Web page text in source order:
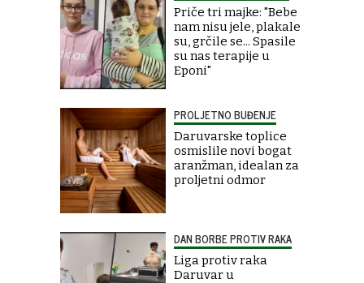
Priče tri majke: "Bebe
nam nisu jele, plakale
su, grčile se... Spasile
su nas terapije u
Eponi"
PROLJETNO BUĐENJE
Daruvarske toplice
osmislile novi bogat
aranžman, idealan za
proljetni odmor
DAN BORBE PROTIV RAKA
Liga protiv raka
Daruvar u